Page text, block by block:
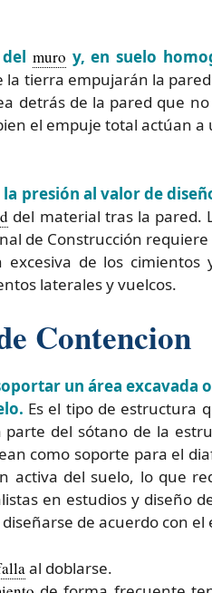
muro y, en suelo
la tierra empujarán la
detrás de la pared que
el empuje total actúan
presión al valor de
del material tras la pared.
de Construcción
excesiva de los
laterales y vuelcos.
Contencion
un área excavada
Es el tipo de estructura
del sótano de la
como soporte para el
activa del suelo, lo que
en estudios y diseño
de acuerdo con
al doblarse.